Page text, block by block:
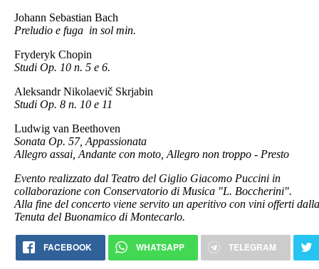
Johann Sebastian Bach
Preludio e fuga in sol min.
Fryderyk Chopin
Studi Op. 10 n. 5 e 6.
Aleksandr Nikolaevič Skrjabin
Studi Op. 8 n. 10 e 11
Ludwig van Beethoven
Sonata Op. 57, Appassionata
Allegro assai, Andante con moto, Allegro non troppo - Presto
Evento realizzato dal Teatro del Giglio Giacomo Puccini in
collaborazione con Conservatorio di Musica "L. Boccherini".
Alla fine del concerto viene servito un aperitivo con vini offerti dalla
Tenuta del Buonamico di Montecarlo.
FACEBOOK WHATSAPP TELEGRAM